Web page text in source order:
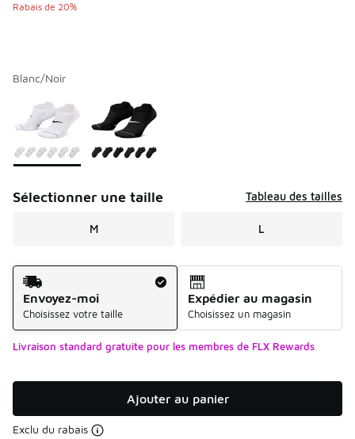
Rabais de 20%
Blanc/Noir
Page 1 de 1 affichant 1 à 2 de 2 couleurs.
Veuillez sélectionner un modèle
Sélectionner une taille Tableau des tailles
M L
Méthode d’expédition
Envoyez-moi
Choisissez votre taille
Expédier au magasin
Choisissez un magasin
Livraison standard gratuite pour les membres de FLX Rewards
Ajouter au panier
Exclu du rabais